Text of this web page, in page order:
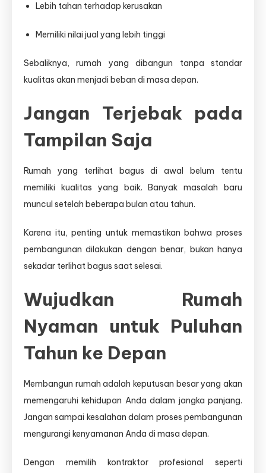
Lebih tahan terhadap kerusakan
Memiliki nilai jual yang lebih tinggi
Sebaliknya, rumah yang dibangun tanpa standar
kualitas akan menjadi beban di masa depan.
Jangan Terjebak pada
Tampilan Saja
Rumah yang terlihat bagus di awal belum tentu
memiliki kualitas yang baik. Banyak masalah baru
muncul setelah beberapa bulan atau tahun.
Karena itu, penting untuk memastikan bahwa proses
pembangunan dilakukan dengan benar, bukan hanya
sekadar terlihat bagus saat selesai.
Wujudkan Rumah
Nyaman untuk Puluhan
Tahun ke Depan
Membangun rumah adalah keputusan besar yang akan
memengaruhi kehidupan Anda dalam jangka panjang.
Jangan sampai kesalahan dalam proses pembangunan
mengurangi kenyamanan Anda di masa depan.
Dengan memilih kontraktor profesional seperti